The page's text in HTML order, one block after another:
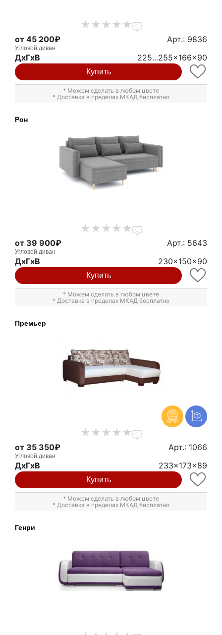
0
от 45 200₽ Арт.: 9836
Угловой диван
ДxГxВ 225...255x166x90
Купить
* Можем сделать в любом цвете
* Доставка в пределах МКАД бесплатно
Рон
0
от 39 900₽ Арт.: 5643
Угловой диван
ДxГxВ 230x150x90
Купить
* Можем сделать в любом цвете
* Доставка в пределах МКАД бесплатно
Премьер
0
от 35 350₽ Арт.: 1066
Угловой диван
ДxГxВ 233x173x89
Купить
* Можем сделать в любом цвете
* Доставка в пределах МКАД бесплатно
Генри